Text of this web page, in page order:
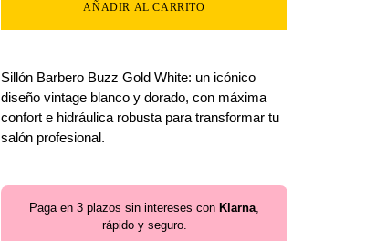
AÑADIR AL CARRITO
Sillón Barbero Buzz Gold White: un icónico
diseño vintage blanco y dorado, con máxima
confort e hidráulica robusta para transformar tu
salón profesional.
Paga en 3 plazos sin intereses con Klarna,
rápido y seguro.